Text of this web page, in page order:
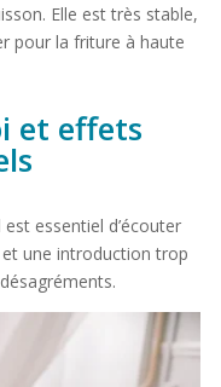
Elle est très stable,
pour la friture à haute
et effets
essentiel d’écouter
et une introduction trop